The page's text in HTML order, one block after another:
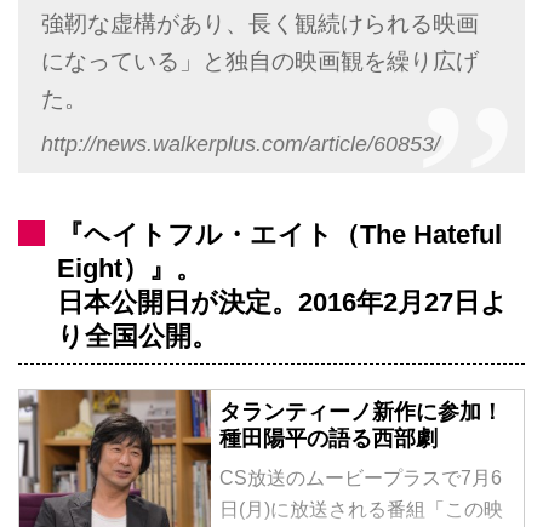
強靭な虚構があり、長く観続けられる映画
になっている」と独自の映画観を繰り広げ
た。
http://news.walkerplus.com/article/60853/
『ヘイトフル・エイト（The Hateful
Eight）』。
日本公開日が決定。2016年2月27日よ
り全国公開。
タランティーノ新作に参加！
種田陽平の語る西部劇
CS放送のムービープラスで7月6
日(月)に放送される番組「この映